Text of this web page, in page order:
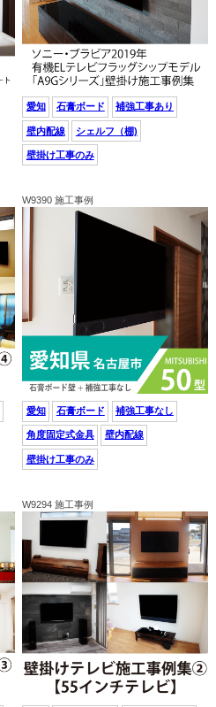
愛知 石膏ボード 補強工事あり
壁内配線 シェルフ（棚)
壁掛け工事のみ
W9390 施工事例
愛知 石膏ボード 補強工事なし
角度固定式金具 壁内配線
壁掛け工事のみ
W9294 施工事例